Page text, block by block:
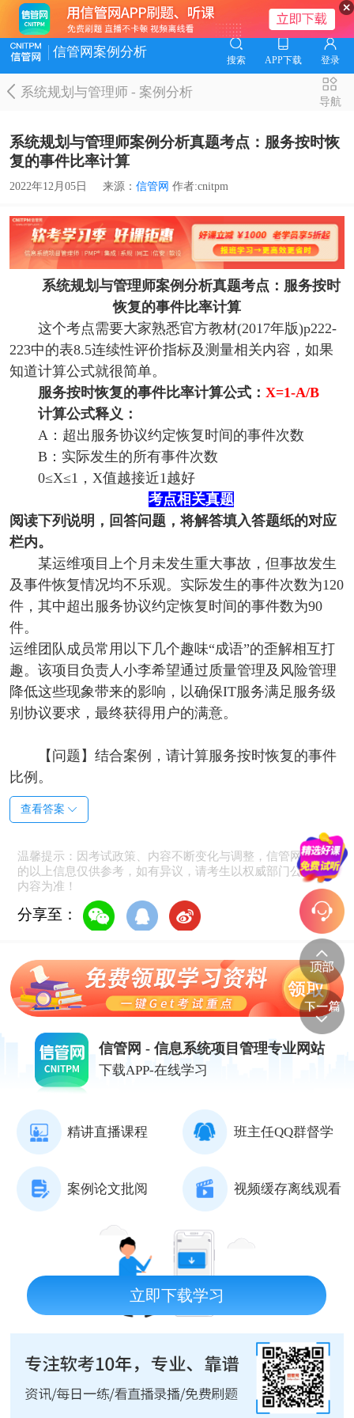
信管网案例分析
搜索 APP下载 登录
系统规划与管理师- 案例分析
导航
系统规划与管理师案例分析真题考点：服务按时恢
复的事件比率计算
2022年12月05日 来源： 信管网 作者:cnitpm
系统规划与管理师案例分析真题考点：服务按时
恢复的事件比率计算
这个考点需要大家熟悉官方教材(2017年版)p222-
223中的表8.5连续性评价指标及测量相关内容，如果
知道计算公式就很简单。
服务按时恢复的事件比率计算公式： X=1-A/B
计算公式释义：
A：超出服务协议约定恢复时间的事件次数
B：实际发生的所有事件次数
0≤X≤1，X值越接近1越好
考点相关真题
阅读下列说明，回答问题，将解答填入答题纸的对应
栏内。
某运维项目上个月未发生重大事故，但事故发生
及事件恢复情况均不乐观。实际发生的事件次数为120
件，其中超出服务协议约定恢复时间的事件数为90
件。
运维团队成员常用以下几个趣味“成语”的歪解相互打
趣。该项目负责人小李希望通过质量管理及风险管理
降低这些现象带来的影响，以确保IT服务满足服务级
别协议要求，最终获得用户的满意。
【问题】 结合案例，请计算服务按时恢复的事件
比例。
查看答案
温馨提示：因考试政策、内容不断变化与调整，信管网提供
的以上信息仅供参考，如有异议，请考生以权威部门公布的
内容为准！
分享至：
信管网 - 信息系统项目管理专业网站
下载APP-在线学习
精讲直播课程 班主任QQ群督学
案例论文批阅 视频缓存离线观看
立即下载学习